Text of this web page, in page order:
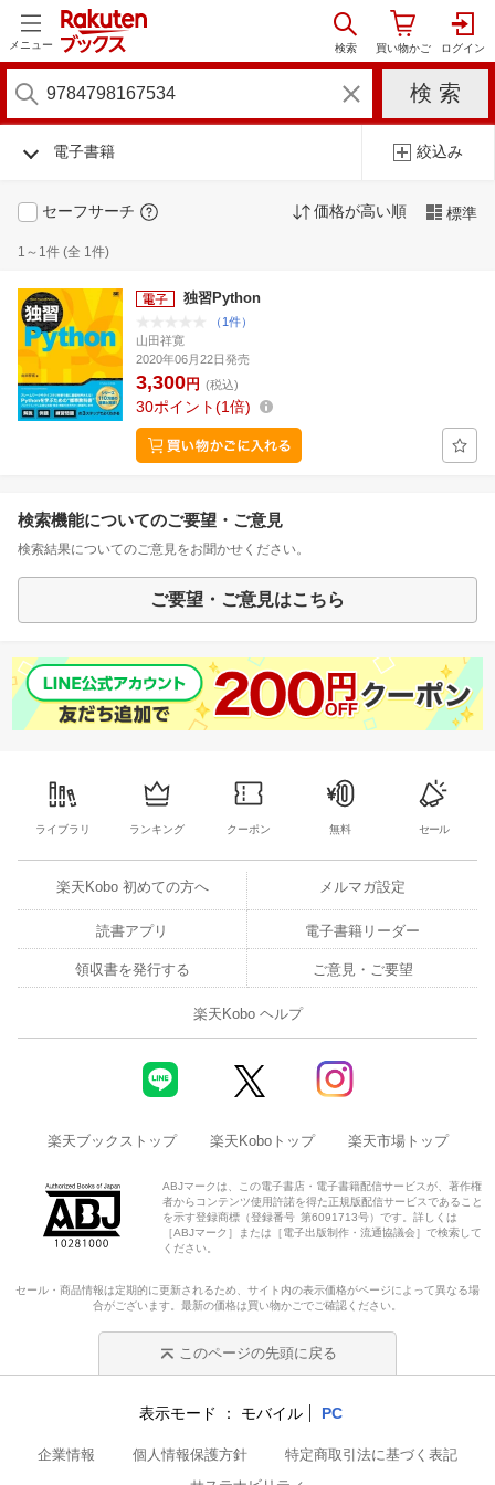
メニュー
電子書籍 絞込み
セーフサーチ 価格が高い順 標準
1～1件 (全 1件)
独習Python
（1件）
山田祥寛
2020年06月22日発売
3,300円 (税込)
30ポイント 1倍
検索機能についてのご要望・ご意見
検索結果についてのご意見をお聞かせください。
ご要望・ご意見はこちら
ライブラリ ランキング クーポン 無料 セール
楽天Kobo 初めての方へ メルマガ設定
読書アプリ 電子書籍リーダー
領収書を発行する ご意見・ご要望
楽天Kobo ヘルプ
楽天ブックストップ 楽天Koboトップ 楽天市場トップ
ABJマークは、この電子書店・電子書籍配信サービスが、著作権
者からコンテンツ使用許諾を得た正規版配信サービスであること
を示す登録商標（登録番号 第6091713号）です。詳しくは
［ABJマーク］または［電子出版制作・流通協議会］で検索して
ください。
セール・商品情報は定期的に更新されるため、サイト内の表示価格がページによって異なる場
合がございます。最新の価格は買い物かごでご確認ください。
このページの先頭に戻る
表示モード モバイル PC
企業情報 個人情報保護方針
特定商取引法に基づく表記